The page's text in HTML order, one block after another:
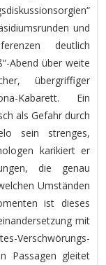
und
deutlich
Abend über weite
übergriffiger
Kabarett. Ein
als Gefahr durch
sein strenges,
karikiert er
die genau
Umständen
ist dieses
mit
Passagen gleitet